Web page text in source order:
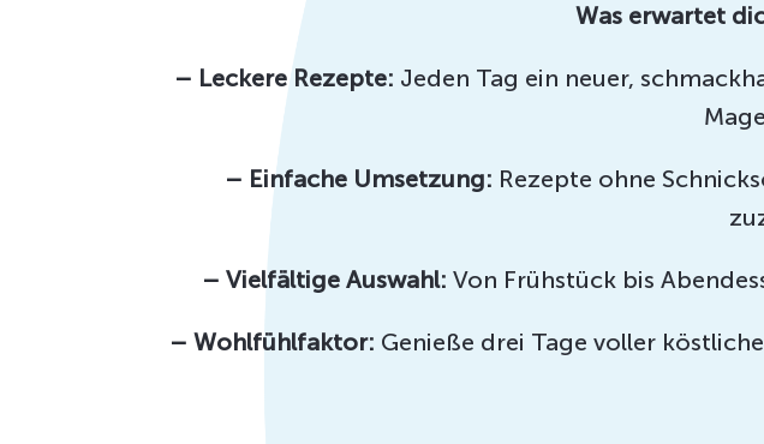
Was erwartet
– Leckere Rezepte: Jeden Tag ein neuer,
– Einfache Umsetzung: Rezepte ohne
– Vielfältige Auswahl: Von Frühstück bis
– Wohlfühlfaktor: Genieße drei Tage voller